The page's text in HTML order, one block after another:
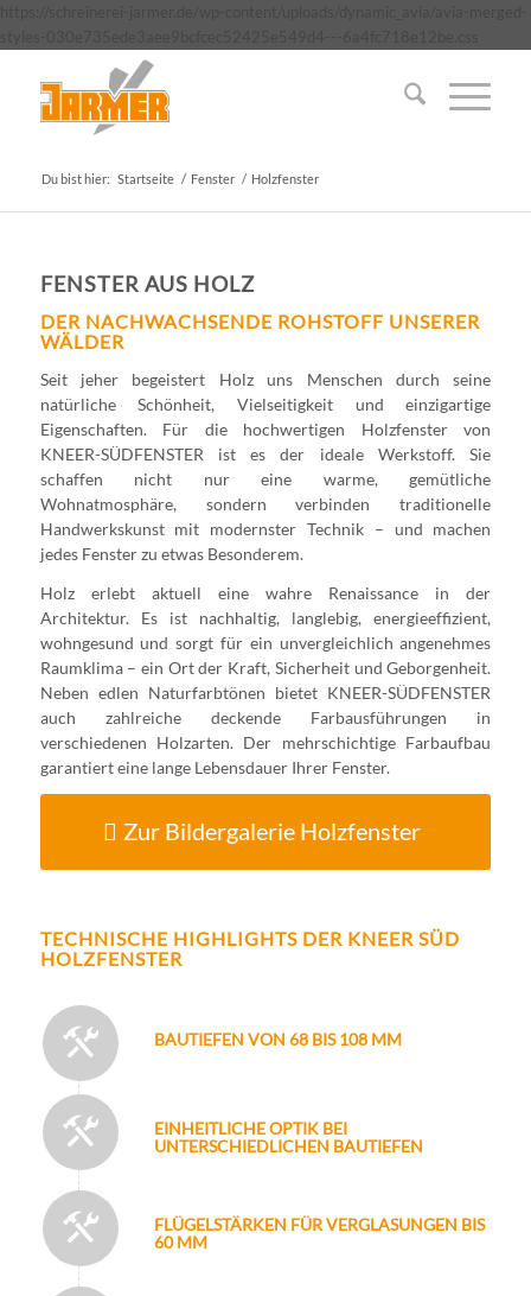
Du bist hier: Startseite / Fenster / Holzfenster
FENSTER AUS HOLZ
DER NACHWACHSENDE ROHSTOFF UNSERER
WÄLDER
Seit jeher begeistert Holz uns Menschen durch seine
natürliche Schönheit, Vielseitigkeit und einzigartige
Eigenschaften. Für die hochwertigen Holzfenster von
KNEER-SÜDFENSTER ist es der ideale Werkstoff. Sie
schaffen nicht nur eine warme, gemütliche
Wohnatmosphäre, sondern verbinden traditionelle
Handwerkskunst mit modernster Technik – und machen
jedes Fenster zu etwas Besonderem.
Holz erlebt aktuell eine wahre Renaissance in der
Architektur. Es ist nachhaltig, langlebig, energieeffizient,
wohngesund und sorgt für ein unvergleichlich angenehmes
Raumklima – ein Ort der Kraft, Sicherheit und Geborgenheit.
Neben edlen Naturfarbtönen bietet KNEER-SÜDFENSTER
auch zahlreiche deckende Farbausführungen in
verschiedenen Holzarten. Der mehrschichtige Farbaufbau
garantiert eine lange Lebensdauer Ihrer Fenster.
Zur Bildergalerie Holzfenster
TECHNISCHE HIGHLIGHTS DER KNEER SÜD
HOLZFENSTER
BAUTIEFEN VON 68 BIS 108 MM
EINHEITLICHE OPTIK BEI
UNTERSCHIEDLICHEN BAUTIEFEN
FLÜGELSTÄRKEN FÜR VERGLASUNGEN BIS
60 MM